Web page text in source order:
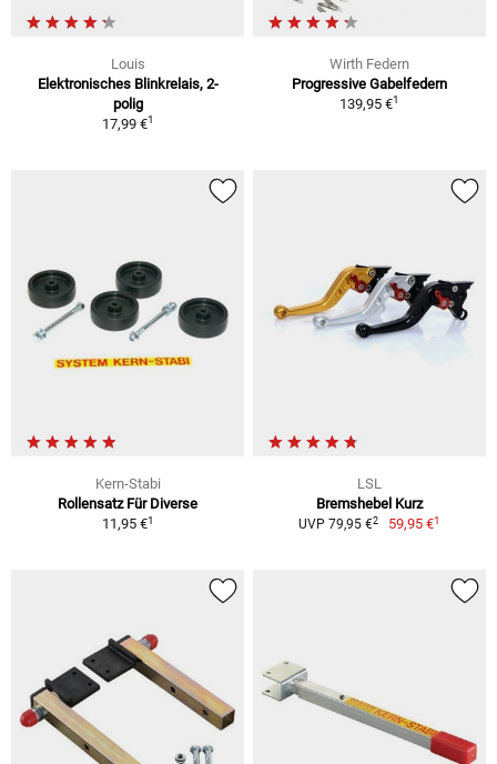
Louis
Elektronisches Blinkrelais, 2-
polig
17,99 €1
Wirth Federn
Progressive Gabelfedern
139,95 €1
Kern-Stabi
Rollensatz Für Diverse
11,95 €1
LSL
Bremshebel Kurz
UVP 79,95 €2 59,95 €1